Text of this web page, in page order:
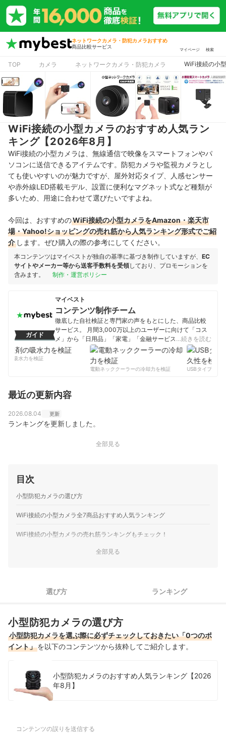
ネットワークカメラ・防犯カメラおすすめ
商品比較サービス
マイページ 検索
TOP カメラ ネットワークカメラ・防犯カメラ WiFi接続の小
WiFi接続の小型カメラのおすすめ人気ラン
キング【2026年8月】
WiFi接続の小型カメラは、無線通信で映像をスマートフォンやパ
ソコンに送信できるアイテムです。防犯カメラや監視カメラとし
ても使いやすいのが魅力ですが、屋外対応タイプ、人感センサー
や赤外線LED搭載モデル、設置に便利なマグネット式など種類が
多いため、用途に合わせて選びたいですよね。
今回は、おすすめのWiFi接続の小型カメラをAmazon・楽天市
場・Yahoo!ショッピングの売れ筋から人気ランキング形式でご紹
介 します。ぜひ購入の際の参考にしてください。
本コンテンツはマイベストが独自の基準に基づき制作していますが、 EC
サイトやメーカー等から送客手数料を受領しており、プロモーションを
含みます。
制作・運営ポリシー
ガイド
マイベスト
コンテンツ制作チーム
徹底した自社検証と専門家の声をもとにした、商品比較
サービス。 月間3,000万以上のユーザーに向けて「コス
メ」から「日用品」「家電」「金融サービス」まで、ベ
ストな商品を選んでもらうために、毎日コンテンツを制
コンテンツ制作チームのプロフィール
…続きを読む
の吸水力を検証
電動ネッククーラーの冷却力を検証
USBタイプCケー
最近の更新内容
2026.08.04 更新
ランキングを更新しました。
全部見る
目次
小型防犯カメラの選び方
WiFi接続の小型カメラ全7商品おすすめ人気ランキング
WiFi接続の小型カメラの売れ筋ランキングもチェック！
全部見る
選び方 ランキング
小型防犯カメラの選び方
小型防犯カメラを選ぶ際に必ずチェックしておきたい「0つのポ
イント」を以下のコンテンツから抜粋してご紹介します。
小型防犯カメラのおすすめ人気ランキング【2026
年8月】
コンテンツの誤りを送信する